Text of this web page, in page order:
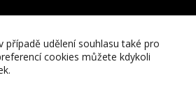
případě udělení souhlasu také pro
cookies můžete kdykoli